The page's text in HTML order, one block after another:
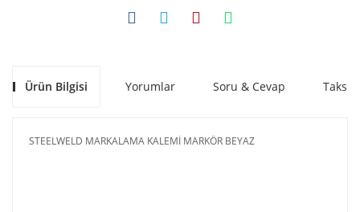
Ürün Bilgisi Yorumlar Soru & Cevap Taksit
STEELWELD MARKALAMA KALEMİ MARKÖR BEYAZ